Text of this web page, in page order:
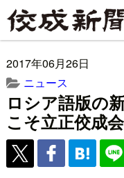
2017年06月26日
ニュース
ロシア語版の
こそ立正佼成